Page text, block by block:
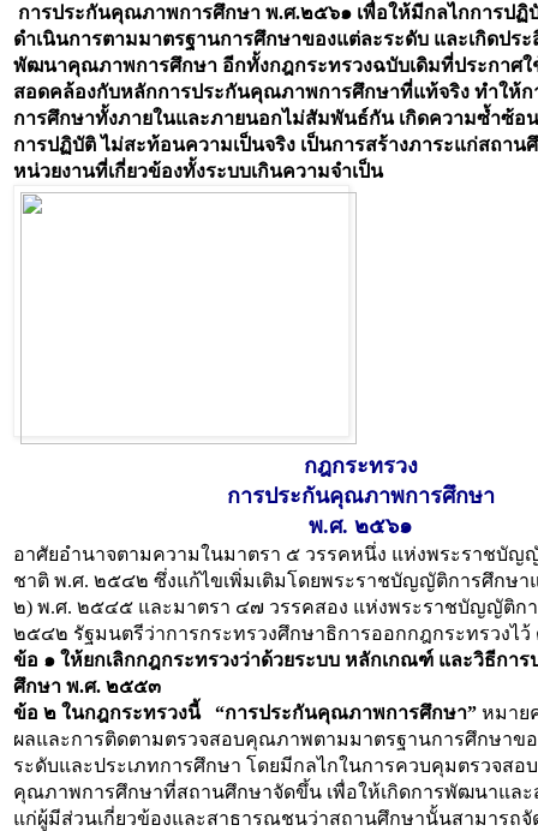
การประกันคุณภาพการศึกษา พ.ศ.๒๕๖๑ เพื่อให้มีกลไกการปฏิ
ดำเนินการตามมาตรฐานการศึกษาของแต่ละระดับ และเกิดปร
พัฒนาคุณภาพการศึกษา อีกทั้งกฎกระทรวงฉบับเดิมที่ประกาศใ
สอดคล้องกับหลักการประกันคุณภาพการศึกษาที่แท้จริง ทำให้
การศึกษาทั้งภายในและภายนอกไม่สัมพันธ์กัน เกิดความซ้ำซ้อ
การปฏิบัติ ไม่สะท้อนความเป็นจริง เป็นการสร้างภาระแก่สถาน
หน่วยงานที่เกี่ยวข้องทั้งระบบเกินความจำเป็น
กฎกระทรวง
การประกันคุณภาพการศึกษา
พ.ศ. ๒๕๖๑
อาศัยอำนาจตามความในมาตรา ๕ วรรคหนึ่ง แห่งพระราชบัญ
ชาติ พ.ศ. ๒๕๔๒ ซึ่งแก้ไขเพิ่มเติมโดยพระราชบัญญัติการศึกษา
๒) พ.ศ. ๒๕๔๕ และมาตรา ๔๗ วรรคสอง แห่งพระราชบัญญัติก
๒๕๔๒ รัฐมนตรีว่าการกระทรวงศึกษาธิการออกกฎกระทรวงไว้
ข้อ ๑ ให้ยกเลิกกฎกระทรวงว่าด้วยระบบ หลักเกณฑ์ และวิธีกา
ศึกษา พ.ศ. ๒๕๕๓
ข้อ ๒ ในกฎกระทรวงนี้
“การประกันคุณภาพการศึกษา” หมาย
ผลและการติดตามตรวจสอบคุณภาพตามมาตรฐานการศึกษาข
ระดับและประเภทการศึกษา โดยมีกลไกในการควบคุมตรวจสอ
คุณภาพการศึกษาที่สถานศึกษาจัดขึ้น เพื่อให้เกิดการพัฒนาและ
แก่ผู้มีส่วนเกี่ยวข้องและสาธารณชนว่าสถานศึกษานั้นสามารถจั